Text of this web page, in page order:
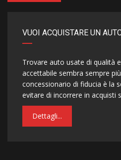
VUOI ACQUISTARE UN
Trovare auto usate di qualità
accettabile sembra sempre
concessionario di fiducia è la
evitare di incorrere in acquisti
Dettagli...